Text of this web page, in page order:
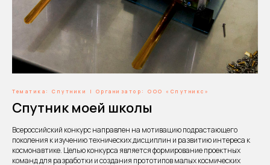
Тематика: Спутники | Организатор: ООО «Спутникс»
Спутник моей школы
Всероссийский конкурс направлен на мотивацию подрастающего
поколения к изучению технических дисциплин и развитию интереса к
космонавтике. Целью конкурса является формирование проектных
команд для разработки и создания прототипов малых космических